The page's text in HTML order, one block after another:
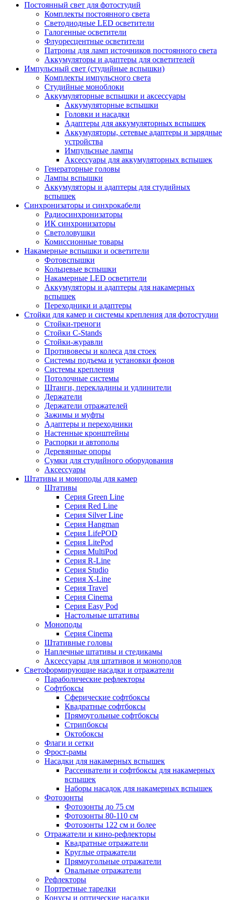
Постоянный свет для фотостудий
Комплекты постоянного света
Светодиодные LED осветители
Галогенные осветители
Флуоресцентные осветители
Патроны для ламп источников постоянного света
Аккумуляторы и адаптеры для осветителей
Импульсный свет (студийные вспышки)
Комплекты импульсного света
Студийные моноблоки
Аккумуляторные вспышки и аксессуары
Аккумуляторные вспышки
Головки и насадки
Адаптеры для аккумуляторных вспышек
Аккумуляторы, сетевые адаптеры и зарядные
устройства
Импульсные лампы
Аксессуары для аккумуляторных вспышек
Генераторные головы
Лампы вспышки
Аккумуляторы и адаптеры для студийных
вспышек
Синхронизаторы и синхрокабели
Радиосинхронизаторы
ИК синхронизаторы
Светоловушки
Комиссионные товары
Накамерные вспышки и осветители
Фотовспышки
Кольцевые вспышки
Накамерные LED осветители
Аккумуляторы и адаптеры для накамерных
вспышек
Переходники и адаптеры
Стойки для камер и системы крепления для фотостудии
Стойки-треноги
Стойки C-Stands
Стойки-журавли
Противовесы и колеса для стоек
Системы подъема и установки фонов
Системы крепления
Потолочные системы
Штанги, перекладины и удлинители
Держатели
Держатели отражателей
Зажимы и муфты
Адаптеры и переходники
Настенные кронштейны
Распорки и автополы
Деревянные опоры
Сумки для студийного оборудования
Аксессуары
Штативы и моноподы для камер
Штативы
Серия Green Line
Серия Red Line
Серия Silver Line
Серия Hangman
Серия LifePOD
Серия LitePod
Серия MultiPod
Серия R-Line
Серия Studio
Серия X-Line
Серия Travel
Серия Cinema
Серия Easy Pod
Настольные штативы
Моноподы
Серия Cinema
Штативные головы
Наплечные штативы и стедикамы
Аксессуары для штативов и моноподов
Светоформирующие насадки и отражатели
Параболические рефлекторы
Софтбоксы
Сферические софтбоксы
Квадратные софтбоксы
Прямоугольные софтбоксы
Стрипбоксы
Октобоксы
Флаги и сетки
Фрост-рамы
Насадки для накамерных вспышек
Рассеиватели и софтбоксы для накамерных
вспышек
Наборы насадок для накамерных вспышек
Фотозонты
Фотозонты до 75 см
Фотозонты 80-110 см
Фотозонты 122 см и более
Отражатели и кино-рефлекторы
Квадратные отражатели
Круглые отражатели
Прямоугольные отражатели
Овальные отражатели
Рефлекторы
Портретные тарелки
Конусы и оптические насадки